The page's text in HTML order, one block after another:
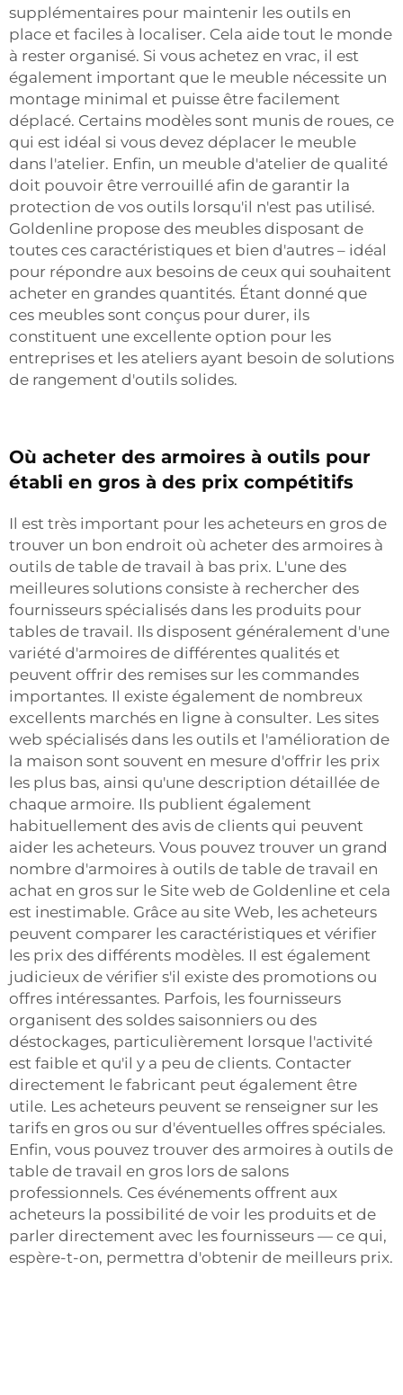
supplémentaires pour maintenir les outils en
place et faciles à localiser. Cela aide tout le monde
à rester organisé. Si vous achetez en vrac, il est
également important que le meuble nécessite un
montage minimal et puisse être facilement
déplacé. Certains modèles sont munis de roues, ce
qui est idéal si vous devez déplacer le meuble
dans l'atelier. Enfin, un meuble d'atelier de qualité
doit pouvoir être verrouillé afin de garantir la
protection de vos outils lorsqu'il n'est pas utilisé.
Goldenline propose des meubles disposant de
toutes ces caractéristiques et bien d'autres – idéal
pour répondre aux besoins de ceux qui souhaitent
acheter en grandes quantités. Étant donné que
ces meubles sont conçus pour durer, ils
constituent une excellente option pour les
entreprises et les ateliers ayant besoin de solutions
de rangement d'outils solides.
Où acheter des armoires à outils pour
établi en gros à des prix compétitifs
Il est très important pour les acheteurs en gros de
trouver un bon endroit où acheter des armoires à
outils de table de travail à bas prix. L'une des
meilleures solutions consiste à rechercher des
fournisseurs spécialisés dans les produits pour
tables de travail. Ils disposent généralement d'une
variété d'armoires de différentes qualités et
peuvent offrir des remises sur les commandes
importantes. Il existe également de nombreux
excellents marchés en ligne à consulter. Les sites
web spécialisés dans les outils et l'amélioration de
la maison sont souvent en mesure d'offrir les prix
les plus bas, ainsi qu'une description détaillée de
chaque armoire. Ils publient également
habituellement des avis de clients qui peuvent
aider les acheteurs. Vous pouvez trouver un grand
nombre d'armoires à outils de table de travail en
achat en gros sur le Site web de Goldenline et cela
est inestimable. Grâce au site Web, les acheteurs
peuvent comparer les caractéristiques et vérifier
les prix des différents modèles. Il est également
judicieux de vérifier s'il existe des promotions ou
offres intéressantes. Parfois, les fournisseurs
organisent des soldes saisonniers ou des
déstockages, particulièrement lorsque l'activité
est faible et qu'il y a peu de clients. Contacter
directement le fabricant peut également être
utile. Les acheteurs peuvent se renseigner sur les
tarifs en gros ou sur d'éventuelles offres spéciales.
Enfin, vous pouvez trouver des armoires à outils de
table de travail en gros lors de salons
professionnels. Ces événements offrent aux
acheteurs la possibilité de voir les produits et de
parler directement avec les fournisseurs — ce qui,
espère-t-on, permettra d'obtenir de meilleurs prix.